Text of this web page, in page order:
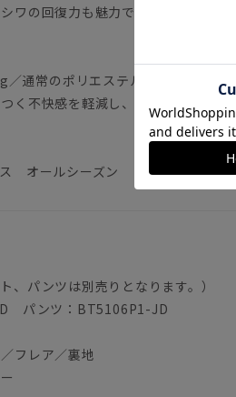
ワの回復力も魅力です。
常のポリエステル裏地と比較し、
く不快感を軽減し、さらさらの裏地
オールシーズン
、パンツは別売りとなります。）
パンツ：BT5106P1-JD
フレア／裏地